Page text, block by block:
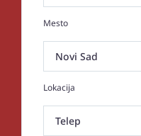
Mesto
Lokacija
Telep